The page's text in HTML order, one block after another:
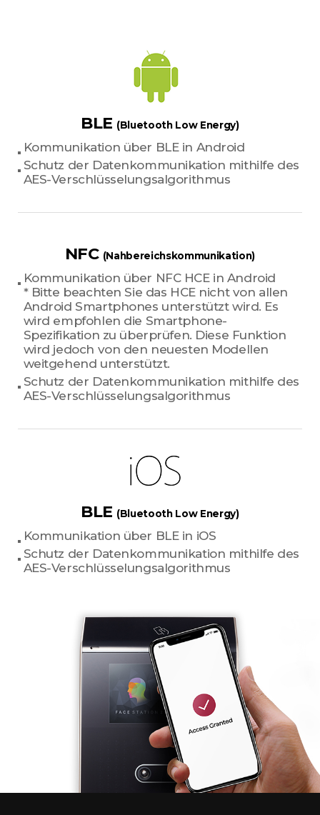
BLE (Bluetooth Low Energy)
Kommunikation über BLE in Android
Schutz der Datenkommunikation mithilfe des
AES-Verschlüsselungsalgorithmus
NFC (Nahbereichskommunikation)
Kommunikation über NFC HCE in Android
* Bitte beachten Sie das HCE nicht von allen
Android Smartphones unterstützt wird. Es
wird empfohlen die Smartphone-
Spezifikation zu überprüfen. Diese Funktion
wird jedoch von den neuesten Modellen
weitgehend unterstützt.
Schutz der Datenkommunikation mithilfe des
AES-Verschlüsselungsalgorithmus
BLE (Bluetooth Low Energy)
Kommunikation über BLE in iOS
Schutz der Datenkommunikation mithilfe des
AES-Verschlüsselungsalgorithmus